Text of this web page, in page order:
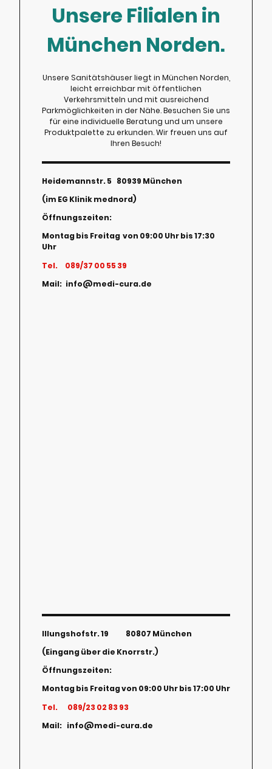
Unsere Filialen in
München Norden.
Unsere Sanitätshäuser liegt in München Norden,
leicht erreichbar mit öffentlichen
Verkehrsmitteln und mit ausreichend
Parkmöglichkeiten in der Nähe. Besuchen Sie uns
für eine individuelle Beratung und um unsere
Produktpalette zu erkunden. Wir freuen uns auf
Ihren Besuch!
Heidemannstr. 5 80939 München
(im EG Klinik mednord)
Öffnungszeiten:
Montag bis Freitag von 09:00 Uhr bis 17:30
Uhr
Tel. 089/37 00 55 39
Mail: info@medi-cura.de
Illungshofstr. 19 80807 München
(Eingang über die Knorrstr.)
Öffnungszeiten:
Montag bis Freitag von 09:00 Uhr bis 17:00 Uhr
Tel. 089/23 02 83 93
Mail: info@medi-cura.de